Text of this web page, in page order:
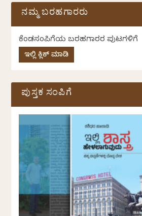
ನಮ್ಮ ಬರಹಗಾರರು
ಕೆಂಡಸಂಪಿಗೆಯ ಬರಹಗಾರರ ಪುಟಗಳಿಗೆ
ಇಲ್ಲಿ ಕ್ಲಿಕ್ ಮಾಡಿ
ಪುಸ್ತಕ ಸಂಪಿಗೆ